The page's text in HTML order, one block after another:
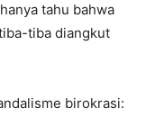
tahu bahwa
tiba diangkut
birokrasi: